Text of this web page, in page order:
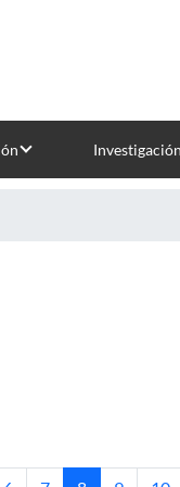
Investigación